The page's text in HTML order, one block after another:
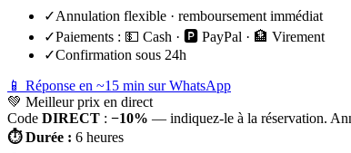
✓Annulation flexible · remboursement immédiat
✓Paiements : 💵 Cash · 🅿️ PayPal · 🏦 Virement
✓Confirmation sous 24h
📱 Réponse en ~15 min sur WhatsApp
💚 Meilleur prix en direct
Code DIRECT : −10% — indiquez-le à la réservation.
⏱Durée : 6 heures